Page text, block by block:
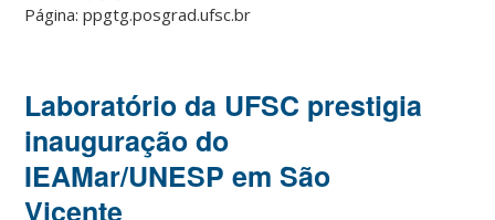
Página: ppgtg.posgrad.ufsc.br
Laboratório da UFSC prestigia
inauguração do
IEAMar/UNESP em São
Vicente